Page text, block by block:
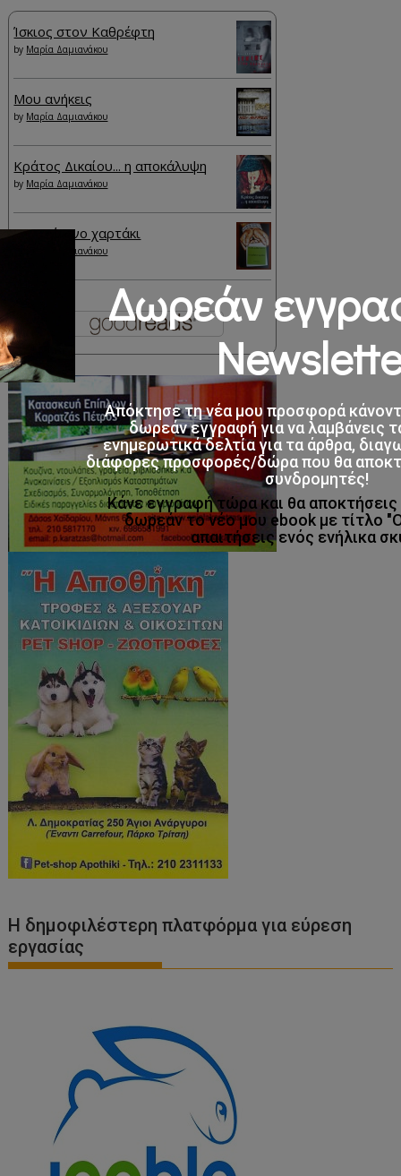
Ίσκιος στον Καθρέφτη
by Μαρία Δαμιανάκου
Μου ανήκεις
by Μαρία Δαμιανάκου
Κράτος Δικαίου... η αποκάλυψη
by Μαρία Δαμιανάκου
Το πράσινο χαρτάκι
Μαρία Δαμιανάκου
Η δημοφιλέστερη πλατφόρμα για εύρεση
εργασίας
Δωρεάν
Απόκτησε τη νέα μου προσφορά
δωρεάν εγγραφή για να λαμβάνεις
ενημερωτικά δελτία για τα άρθρα,
διάφορες προσφορές/δώρα που θα
συνδρομητές!
Κάνε εγγραφή τώρα και θα
δωρεάν το νέο μου ebook με τίτλο
απαιτήσεις ενός ενήλικα